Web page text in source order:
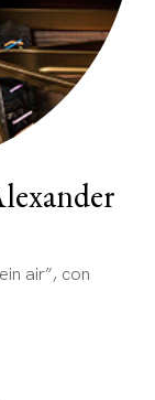
air”, con